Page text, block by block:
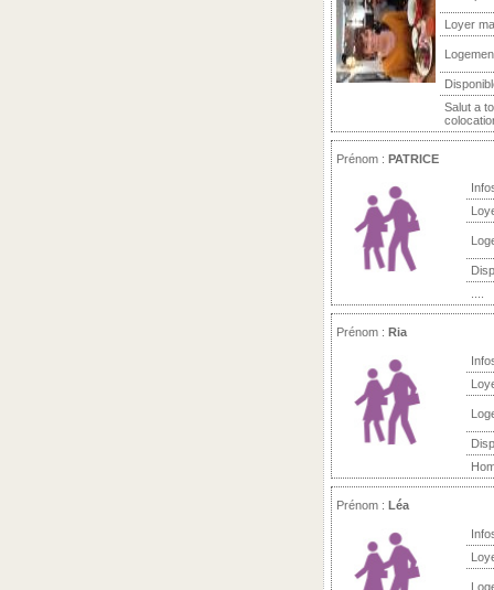
Loyer
Salut a
Prénom : PATRICE
Prénom : Ria
Prénom : Léa